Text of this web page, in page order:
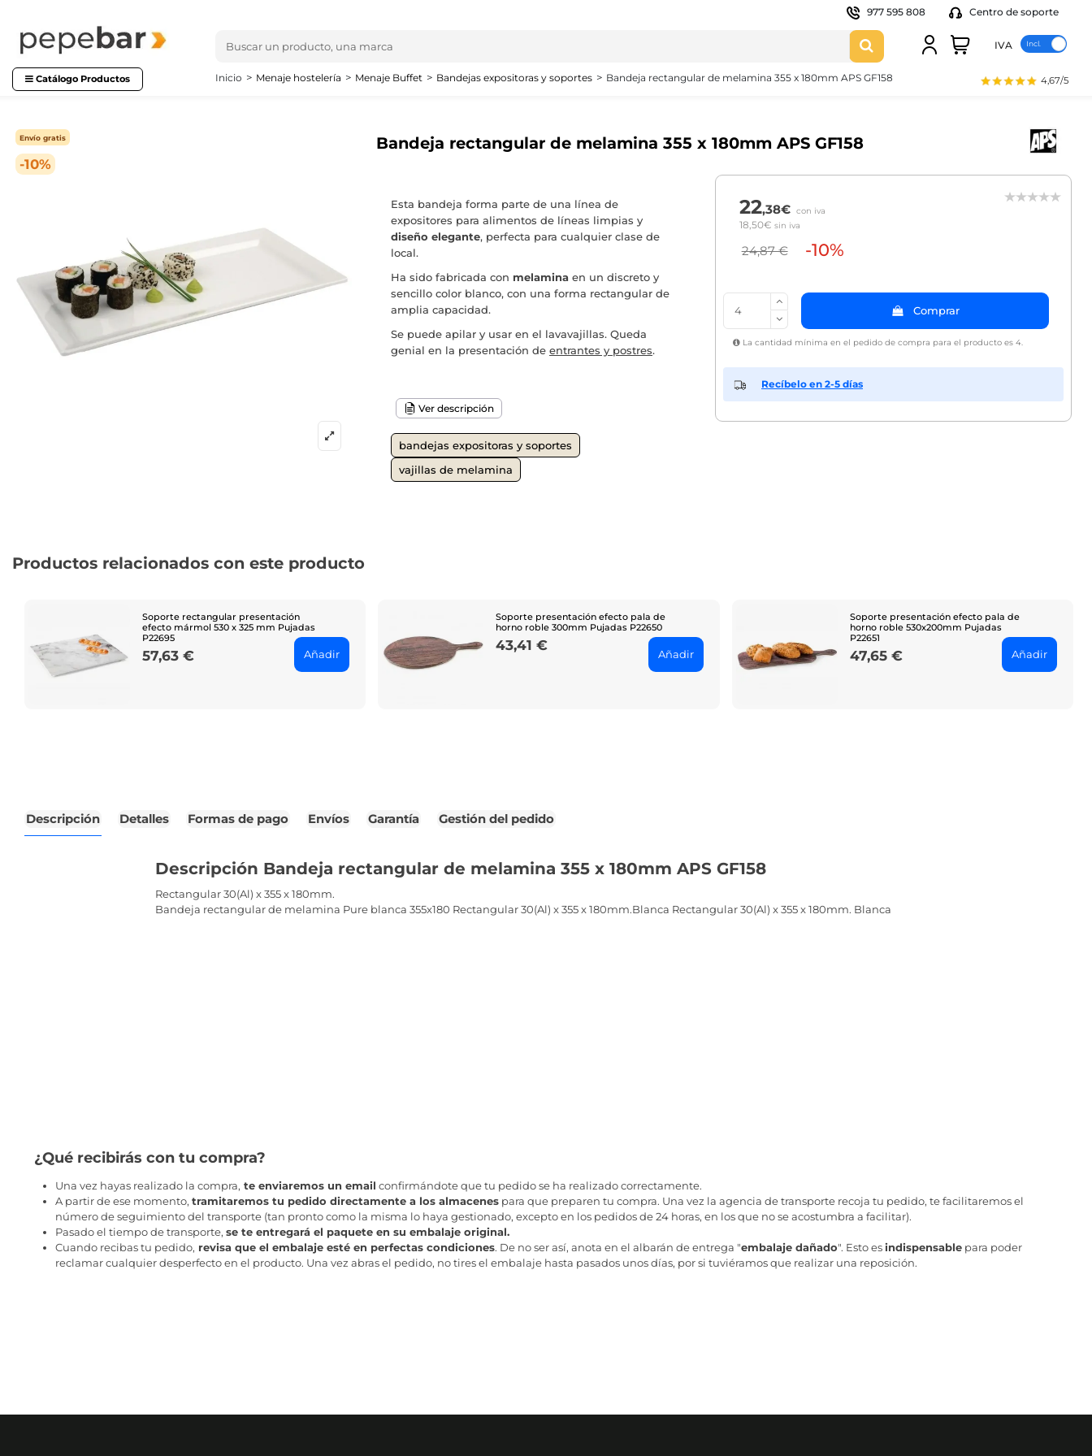
977 595 808 Centro de soporte
IVA
Catálogo Productos 4,67/5
Inicio Menaje hostelería Menaje Buffet Bandejas expositoras y soportes Bandeja rectangular de melamina 355 x 180mm APS GF158
-10%
Envío gratis Bandeja rectangular de melamina 355 x 180mm APS GF158
Esta bandeja forma parte de una línea de
expositores para alimentos de líneas limpias y
diseño elegante, perfecta para cualquier clase de
local.
Ha sido fabricada con melaminaen un discreto y
sencillo color blanco, con una forma rectangular de
amplia capacidad.
Se puede apilar y usar en el lavavajillas. Queda
genial en la presentación de entrantes y postres.
Ver descripción
bandejas expositoras y soportes
vajillas de melamina
22,38€ con iva
18,50€ sin iva
24,87 € -10%
Comprar
La cantidad mínima en el pedido de compra para el producto es 4.
Recíbelo en 2-5 días
Productos relacionados con este producto
Soporte rectangular presentación
efecto mármol 530 x 325 mm Pujadas
P22695
Price
57,63 € Añadir
Soporte presentación efecto pala de
horno roble 300mm Pujadas P22650
Price
43,41 €
Añadir
Soporte presentación efecto pala de
horno roble 530x200mm Pujadas
P22651
Price
47,65 € Añadir
Descripción Detalles Formas de pago Envíos Garantía Gestión del pedido
Descripción Bandeja rectangular de melamina 355 x 180mm APS GF158
Rectangular 30(Al) x 355 x 180mm.
Bandeja rectangular de melamina Pure blanca 355x180 Rectangular 30(Al) x 355 x 180mm.Blanca Rectangular 30(Al) x 355 x 180mm. Blanca
¿Qué recibirás con tu compra?
Una vez hayas realizado la compra, te enviaremos un email confirmándote que tu pedido se ha realizado correctamente.
A partir de ese momento, tramitaremos tu pedido directamente a los almacenespara que preparen tu compra. Una vez la agencia de transporte recoja tu pedido, te facilitaremos el
número de seguimiento del transporte (tan pronto como la misma lo haya gestionado, excepto en los pedidos de 24 horas, en los que no se acostumbra a facilitar).
Pasado el tiempo de transporte, se te entregará el paquete en su embalaje original.
Cuando recibas tu pedido, revisa que el embalaje esté en perfectas condiciones. De no ser así, anota en el albarán de entrega "embalaje dañado". Esto esindispensablepara poder
reclamar cualquier desperfecto en el producto. Una vez abras el pedido, no tires el embalaje hasta pasados unos días, por si tuviéramos que realizar una reposición.